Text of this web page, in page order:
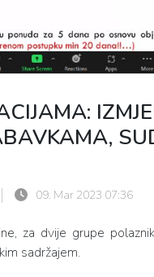
09. Mar 2023 07:36
za dvije grupe
sadržajem.